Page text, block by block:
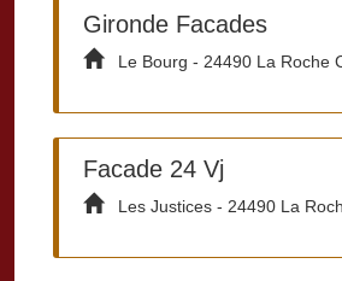
Gironde Facades
Le Bourg - 24490 La Roche
Facade 24 Vj
Les Justices - 24490 La